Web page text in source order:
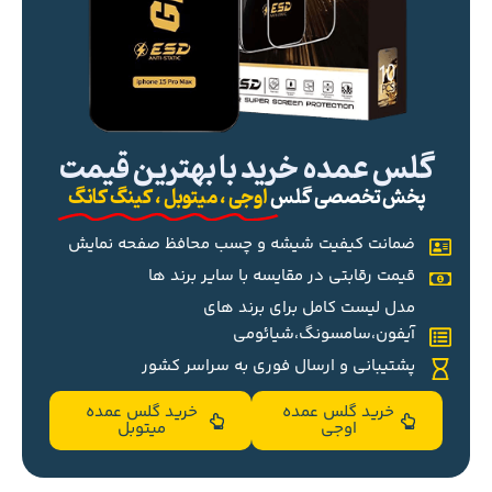
گلس عمده خرید با بهترین قیمت
پخش تخصصی گلساوجی ، میتوبل ، کینگ کانگ
ضمانت کیفیت شیشه و چسب محافظ صفحه نمایش
قیمت رقابتی در مقایسه با سایر برند ها
مدل لیست کامل برای برند های
آیفون،سامسونگ،شیائومی
پشتیبانی و ارسال فوری به سراسر کشور
خرید گلس عمده
اوجی
خرید گلس عمده
میتوبل